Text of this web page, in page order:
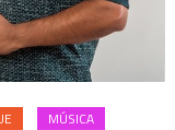
MÚSICA